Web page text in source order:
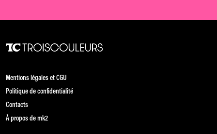
Mentions légales et CGU
Politique de confidentialité
Contacts
À propos de mk2